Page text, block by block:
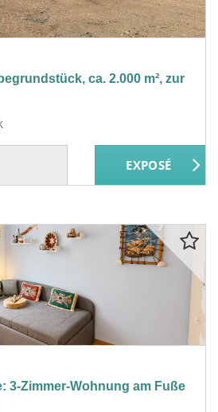
ca. 2.000 m², zur
3-Zimmer-Wohnung am Fuße